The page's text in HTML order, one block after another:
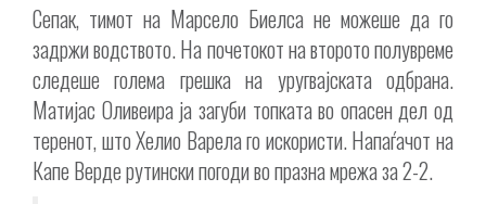
Сепак, тимот на Марсело Биелса не можеше да го
задржи водството. На почетокот на второто полувреме
следеше голема грешка на уругвајската одбрана.
Матијас Оливеира ја загуби топката во опасен дел од
теренот, што Хелио Варела го искористи. Напаѓачот на
Капе Верде рутински погоди во празна мрежа за 2-2.